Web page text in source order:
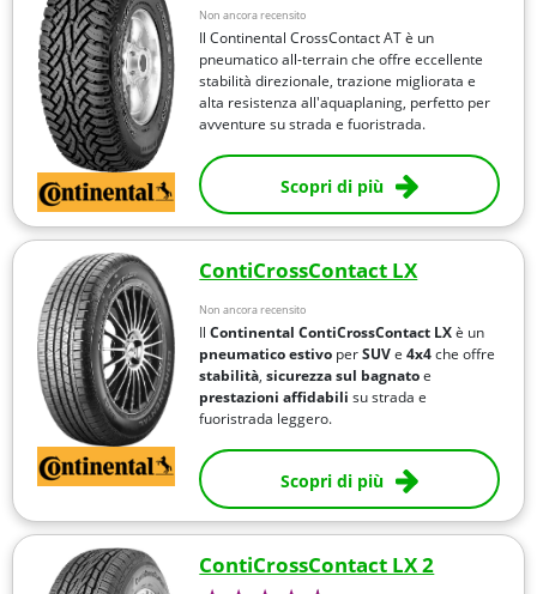
Non ancora recensito
Il Continental CrossContact AT è un
pneumatico all-terrain che offre eccellente
stabilità direzionale, trazione migliorata e
alta resistenza all'aquaplaning, perfetto per
avventure su strada e fuoristrada.
Scopri di più
ContiCrossContact LX
Non ancora recensito
IlContinental ContiCrossContact LXè un
pneumatico estivo perSUVe4x4che offre
stabilità,sicurezza sul bagnatoe
prestazioni affidabili su strada e
fuoristrada leggero.
Scopri di più
ContiCrossContact LX 2